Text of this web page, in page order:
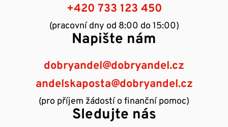
+420 733 123 450
(pracovní dny od 8:00 do 15:00)
Napište nám
dobryandel@dobryandel.cz
andelskaposta@dobryandel.cz
(pro příjem žádostí o finanční pomoc)
Sledujte nás